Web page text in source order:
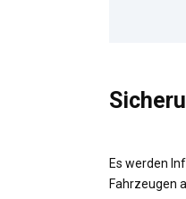
Es werden
Fahrzeugen